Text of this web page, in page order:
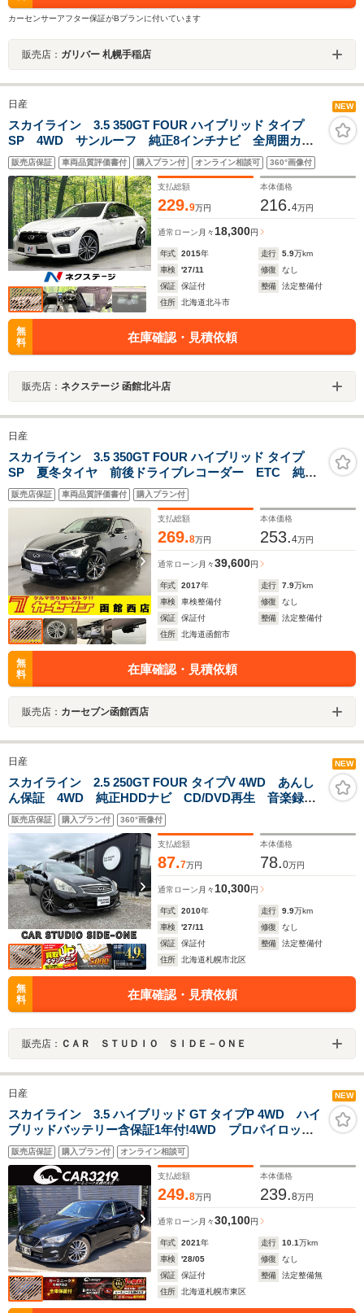
カーセンサーアフター保証がBプランに付いています
販売店： ガリバー 札幌手稲店
日産 NEW
スカイライン 3.5 350GT FOUR ハイブリッド タイプ
SP 4WD サンルーフ 純正8インチナビ 全周囲カメ
ラ インテリジェントエマージェンシーブレーキ レー
ダークルーズ 禁煙車 ドラレコ 黒革シート コーナ
ーセンサー グレード専用純正19インチAW LED
販売店保証 車両品質評価書付 購入プラン付 オンライン相談可 360°画像付
支払総額
229.9万円
本体価格
216.4万円
通常ローン 月々18,300円
年式 2015年 走行 5.9万km
車検
'27/11 修復
なし
保証
保証付 整備
法定整備付
住所
北海道北斗市
無
料
在庫確認・見積依頼
販売店： ネクステージ 函館北斗店
日産
スカイライン 3.5 350GT FOUR ハイブリッド タイプ
SP 夏冬タイヤ 前後ドライブレコーダー ETC 純正
エンジンスターター 全方位カメラ 純正ナビ フルセ
グTV TVキャンセラー Bluetooth接続 シートヒータ
ー パドルシフト ドライブモード切替
販売店保証 車両品質評価書付 購入プラン付
支払総額
269.8万円
本体価格
253.4万円
通常ローン 月々39,600円
年式 2017年 走行 7.9万km
車検
車検整備付 修復
なし
保証
保証付 整備
法定整備付
住所
北海道函館市
無
料
在庫確認・見積依頼
販売店： カーセブン函館西店
日産 NEW
スカイライン 2.5 250GT FOUR タイプV 4WD あんし
ん保証 4WD 純正HDDナビ CD/DVD再生 音楽録
音 バックカメラ サイドカメラ TV Bluetooth接続
ETC パワーシート スマートキー HID フォグライト
販売店保証 購入プラン付 360°画像付
支払総額
87.7万円
本体価格
78.0万円
通常ローン 月々10,300円
年式 2010年 走行 9.9万km
車検
'27/11 修復
なし
保証
保証付 整備
法定整備付
住所
北海道札幌市北区
無
料
在庫確認・見積依頼
販売店： ＣＡＲ ＳＴＵＤＩＯ ＳＩＤＥ－ＯＮＥ
日産 NEW
スカイライン 3.5 ハイブリッド GT タイプP 4WD ハイ
ブリッドバッテリー含保証1年付!4WD プロパイロッ
ト 純正エンジンスターター 前後ドラレコ アラウン
ドビュー 純正ナビ 地デジTV TVキャンセラー 前後
ドライブレコーダー ETC 寒冷地仕様
販売店保証 購入プラン付 オンライン相談可
支払総額
249.8万円
本体価格
239.8万円
通常ローン 月々30,100円
年式 2021年 走行 10.1万km
車検
'28/05 修復
なし
保証
保証付 整備
法定整備無
住所
北海道札幌市東区